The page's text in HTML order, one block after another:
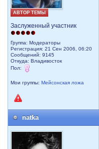
АВТОР ТЕМЫ
Заслуженный участник
Группа: Модераторы
Регистрация: 21 Сен 2006, 06:20
Сообщений: 9145
Откуда: Владивосток
Пол:
Мои группы:Мейсонская ложа
natka